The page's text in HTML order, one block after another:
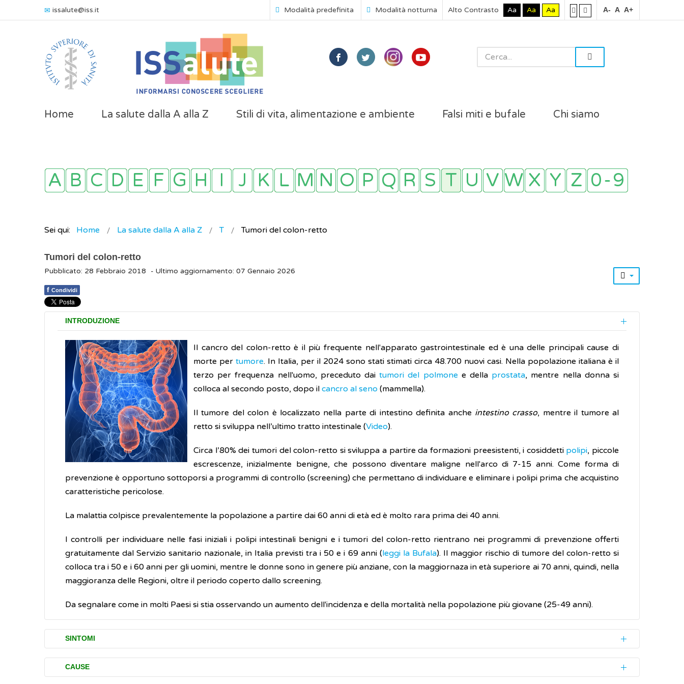
issalute@iss.it Modalità predefinita Modalità notturna Alto Contrasto Aa Aa Aa A- A A+
Home La salute dalla A alla Z Stili di vita, alimentazione e ambiente Falsi miti e bufale Chi siamo
Sei qui: Home La salute dalla A alla Z T Tumori del colon-retto
Tumori del colon-retto
Pubblicato: 28 Febbraio 2018 - Ultimo aggiornamento: 07 Gennaio 2026
f Condividi
INTRODUZIONE
Il cancro del colon-retto è il più frequente nell'apparato gastrointestinale ed è una delle principali cause di
morte per tumore. In Italia, per il 2024 sono stati stimati circa 48.700 nuovi casi. Nella popolazione italiana è il
terzo per frequenza nell'uomo, preceduto daitumori del polmone e della prostata, mentre nella donna si
colloca al secondo posto, dopo il cancro al seno (mammella).
Il tumore del colon è localizzato nella parte di intestino definita anche intestino crasso, mentre il tumore al
retto si sviluppa nell’ultimo tratto intestinale (Video).
Circa l’80% dei tumori del colon-retto si sviluppa a partire da formazioni preesistenti, i cosiddetti polipi, piccole
escrescenze, inizialmente benigne, che possono diventare maligne nell'arco di 7-15 anni. Come forma di
prevenzione è opportuno sottoporsi a programmi di controllo (screening) che permettano di individuare e eliminare i polipi prima che acquistino
caratteristiche pericolose.
La malattia colpisce prevalentemente la popolazione a partire dai 60 anni di età ed è molto rara prima dei 40 anni.
I controlli per individuare nelle fasi iniziali i polipi intestinali benigni e i tumori del colon-retto rientrano nei programmi di prevenzione offerti
gratuitamente dal Servizio sanitario nazionale, in Italia previsti tra i 50 e i 69 anni (leggi la Bufala). Il maggior rischio di tumore del colon-retto si
colloca tra i 50 e i 60 anni per gli uomini, mentre le donne sono in genere più anziane, con la maggiornaza in età superiore ai 70 anni, quindi, nella
maggioranza delle Regioni, oltre il periodo coperto dallo screening.
Da segnalare come in molti Paesi si stia osservando un aumento dell'incidenza e della mortalità nella popolazione più giovane (25-49 anni).
SINTOMI
I principali disturbi (sintomi) causati dai tumori al colon-retto sono:
CAUSE